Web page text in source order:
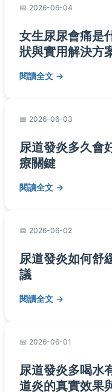
2026-06-04
女生尿尿會痛是
狀與實用解決方
閱讀全文
2026-06-03
尿道發炎多久會
療關鍵
閱讀全文
2026-06-02
尿道發炎如何舒
議
閱讀全文
2026-06-01
尿道發炎多喝水
道炎的真實效果